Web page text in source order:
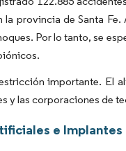
provincia de Santa
Por lo tanto, se
importante. El
y las corporaciones de
e